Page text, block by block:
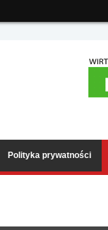
Polityka prywatności